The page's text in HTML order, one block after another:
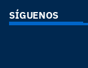
SÍGUENOS